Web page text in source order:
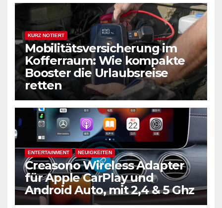
KURZ NOTIERT
Mobilitätsversicherung im
Kofferraum: Wie kompakte
Booster die Urlaubsreise
retten
ENTERTAINMENT NEUIGKEITEN
Creasono Wireless Adapter
für Apple CarPlay und
Android Auto, mit 2,4 & 5 Ghz